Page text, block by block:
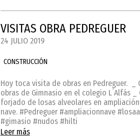
VISITAS OBRA PEDREGUER
24 JULIO 2019
CONSTRUCCIÓN
Hoy toca visita de obras en Pedreguer. _
obras de Gimnasio en el colegio L´Alfás
forjado de losas alveolares en
nave. #Pedreguer #ampliacionnave
#gimasio #nudos #hilti
Leer más